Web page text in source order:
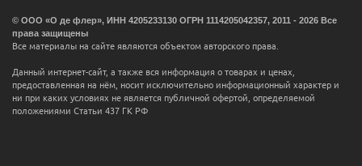
© ООО «О де флер», ИНН 4205233130 ОГРН 1114205042357, 2011 - 2026 Все
права защищены
Все материалы на сайте являются объектом авторского права.
Данный интернет-сайт, а также вся информация о товарах и ценах,
предоставленная на нём, носит исключительно информационный характер и
ни при каких условиях не является публичной офертой, определяемой
положениями Статьи 437 ГК РФ